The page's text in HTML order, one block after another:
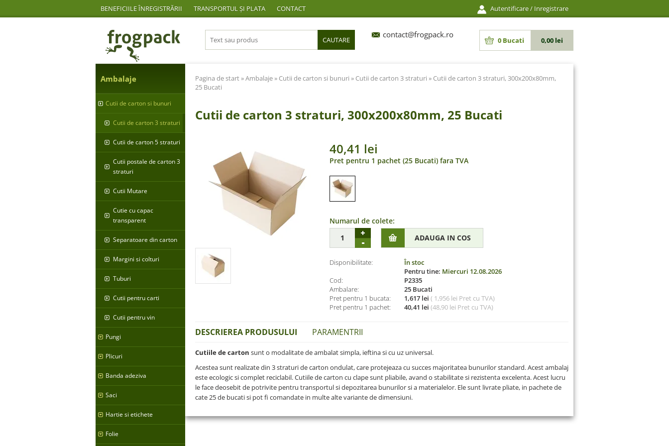
BENEFICIILE ÎNREGISTRĂRII TRANSPORTUL ȘI PLATA CONTACT Autentificare/ Inregistrare
CAUTARE
contact@frogpack.ro
0 Bucati 0,00 lei
Ambalaje
Cutii de carton si bunuri
Cutii de carton 3 straturi
Cutii de carton 5 straturi
Cutii postale de carton 3
straturi
Cutii Mutare
Cutie cu capac
transparent
Separatoare din carton
Margini si colturi
Tuburi
Cutii pentru carti
Cutii pentru vin
Pungi
Plicuri
Banda adeziva
Saci
Hartie si etichete
Folie
Pagina de start»Ambalaje» Cutii de carton si bunuri » Cutii de carton 3 straturi » Cutii de carton 3 straturi, 300x200x80mm,
25 Bucati
Cutii de carton 3 straturi, 300x200x80mm, 25 Bucati
40,41 lei
Pret pentru 1 pachet (25 Bucati) fara TVA
Numarul de colete:
Disponibilitate:
În stoc
Pentru tine: Miercuri 12.08.2026
Cod:
P2335
Ambalare:
25 Bucati
Pret pentru 1 bucata:
1,617 lei ( 1,956 lei Pret cu TVA)
Pret pentru 1 pachet:
40,41 lei (48,90 lei Pret cu TVA)
DESCRIEREA PRODUSULUI PARAMENTRII
Cutiile de carton sunt o modalitate de ambalat simpla, ieftina si cu uz universal.
Acestea sunt realizate din 3 straturi de carton ondulat, care protejeaza cu succes majoritatea bunurilor standard. Acest ambalaj
este ecologic si complet reciclabil. Cutiile de carton cu clape sunt pliabile, avand o stabilitate si rezistenta excelenta. Acest lucru
le face deosebit de potrivite pentru transportul si depozitarea bunurilor si a materialelor. Ele sunt livrate pliate, in pachete de
cate 25 de bucati si pot fi comandate in multe alte variante de dimensiuni.